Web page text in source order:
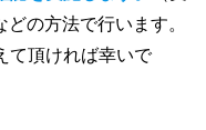
の方法で行います。
て頂ければ幸いで